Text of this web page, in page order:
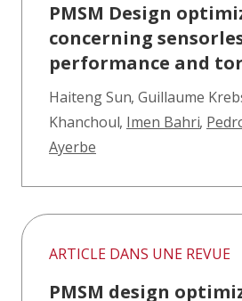
PMSM Design
concerning
performance and
Haiteng Sun, Guillaume
Khanchoul, Imen Bahri,
Ayerbe
ARTICLE DANS UNE REVUE
PMSM design